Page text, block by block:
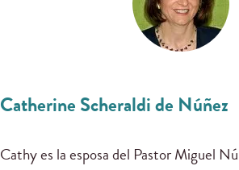
Catherine Scheraldi de Núñez
Cathy es la esposa del Pastor Miguel